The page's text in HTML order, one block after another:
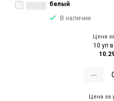
белый
В наличии
Цена
10 уп
Цена за